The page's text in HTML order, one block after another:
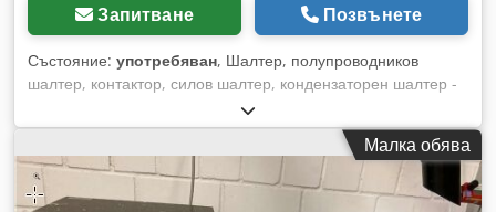
Запитване Позвънете
Състояние: употребяван, Шалтер, полупроводников
шалтер, контактор, силов шалтер, кондензаторен шалтер -
Производител: Klöckner Moeller, помощен шалтер
(Cntactor Relay) неизползван, с оригинална опаковка -
Модел: DIL ER-31-G - Напрежение: 60 VDC - Наличност: 15
броя Dkodpfjr Im R Rox Ah Ejr - Цена: на бройка - Размери
на кутията: 60/50/H60 мм - Тегло: 0,2 кг/брой
Малка обява